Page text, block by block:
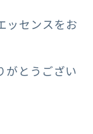
ッセンスをお
がとうござい